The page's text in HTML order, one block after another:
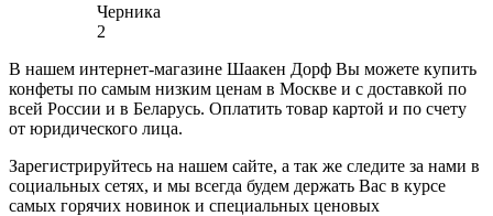
Черника
2
В нашем интернет-магазине Шаакен Дорф Вы можете купить
конфеты по самым низким ценам в Москве и с доставкой по
всей России и в Беларусь. Оплатить товар картой и по счету
от юридического лица.
Зарегистрируйтесь на нашем сайте, а так же следите за нами в
социальных сетях, и мы всегда будем держать Вас в курсе
самых горячих новинок и специальных ценовых